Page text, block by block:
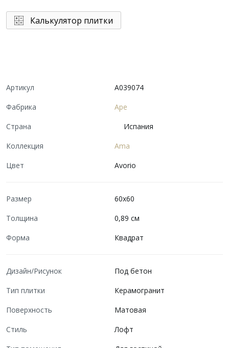
Калькулятор плитки
Артикул
A039074
Фабрика
Ape
Страна
Испания
Коллекция
Ama
Цвет
Avorio
Размер
60x60
Толщина
0,89 см
Форма
Квадрат
Дизайн/Рисунок
Под бетон
Тип плитки
Керамогранит
Поверхность
Матовая
Стиль
Лофт